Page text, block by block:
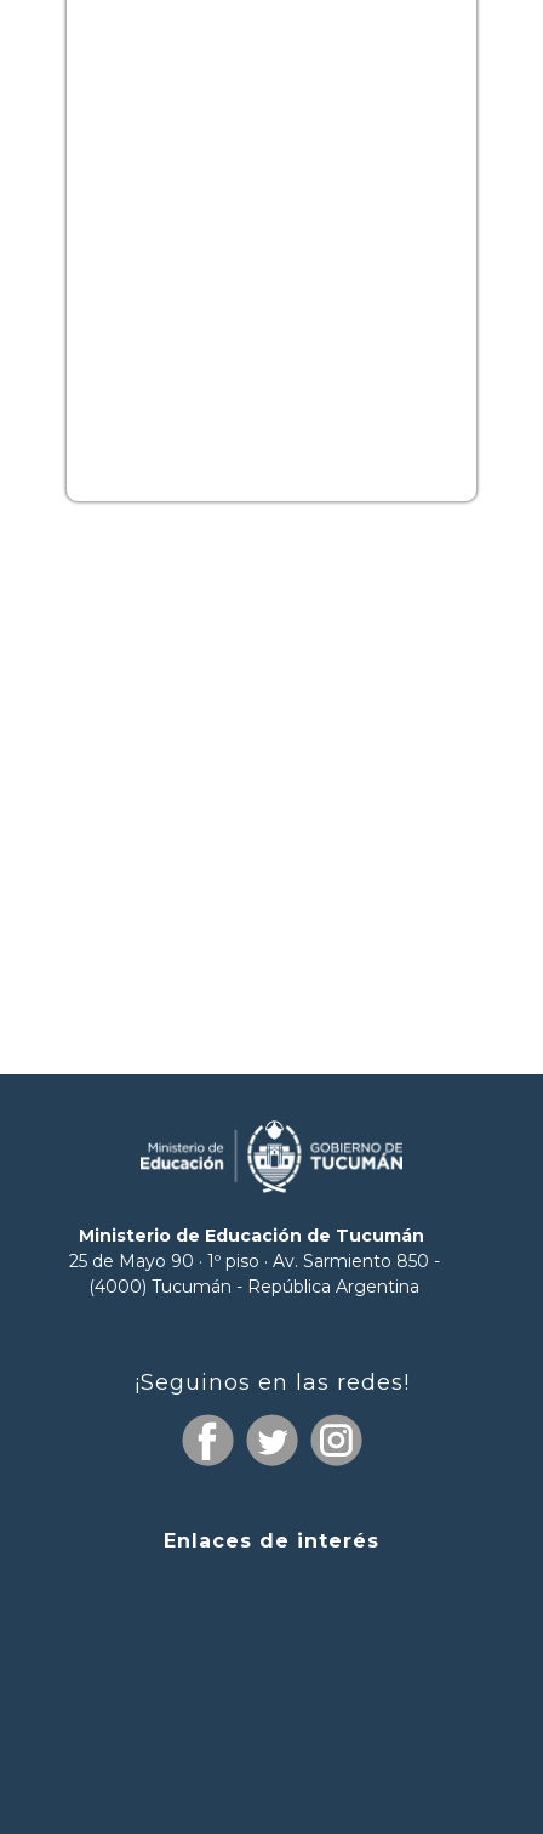
Ministerio de Educación de Tucumán
25 de Mayo 90 · 1º piso · Av. Sarmiento 850 -
(4000) Tucumán - República Argentina
¡Seguinos en las redes!
Enlaces de interés